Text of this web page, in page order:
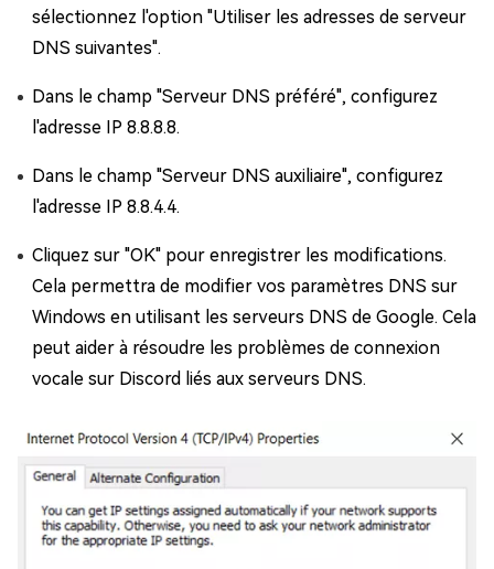
sélectionnez l'option "Utiliser les adresses de serveur
DNS suivantes".
Dans le champ "Serveur DNS préféré", configurez
l'adresse IP 8.8.8.8.
Dans le champ "Serveur DNS auxiliaire", configurez
l'adresse IP 8.8.4.4.
Cliquez sur "OK" pour enregistrer les modifications.
Cela permettra de modifier vos paramètres DNS sur
Windows en utilisant les serveurs DNS de Google. Cela
peut aider à résoudre les problèmes de connexion
vocale sur Discord liés aux serveurs DNS.